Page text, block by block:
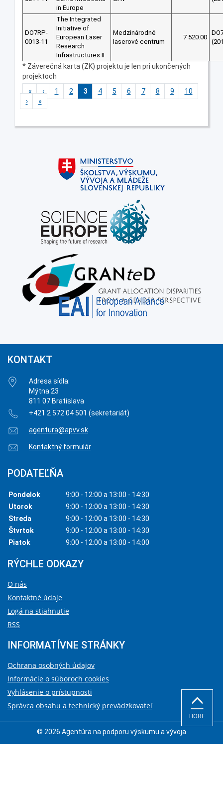
in Europe
DO7RP-
0013-11
The Integrated
Initiative of
European Laser
Research
Infrastructures II
Medzinárodné
laserové centrum
7 520.00
* Záverečná karta (ZK) projektu je len pri ukončených
projektoch
«
‹ 1 2 3 4 5 6 7 8 9
10
›
»
KONTAKT
Adresa sídla:
Mýtna 23
811 07 Bratislava
+421 2 572 04 501 (sekretariát)
agentura@apvv.sk
Kontaktný formulár
PODATEĽŇA
Pondelok
9:00 - 12:00 a 13:00 - 14:30
Utorok
9:00 - 12:00 a 13:00 - 14:30
Streda
9:00 - 12:00 a 13:00 - 14:30
Štvrtok
9:00 - 12:00 a 13:00 - 14:30
Piatok
9:00 - 12:00 a 13:00 - 14:00
RÝCHLE ODKAZY
O nás
Kontaktné údaje
Logá na stiahnutie
RSS
INFORMATÍVNE STRÁNKY
Ochrana osobných údajov
Informácie o súboroch cookies
Vyhlásenie o prístupnosti
Správca obsahu a technický prevádzkovateľ
© 2026 Agentúra na podporu výskumu a vývoja
HORE